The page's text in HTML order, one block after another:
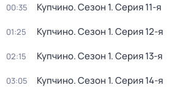
00:35 Купчино. Сезон 1. Серия 11-я
01:25 Купчино. Сезон 1. Серия 12-я
02:15 Купчино. Сезон 1. Серия 13-я
03:05 Купчино. Сезон 1. Серия 14-я